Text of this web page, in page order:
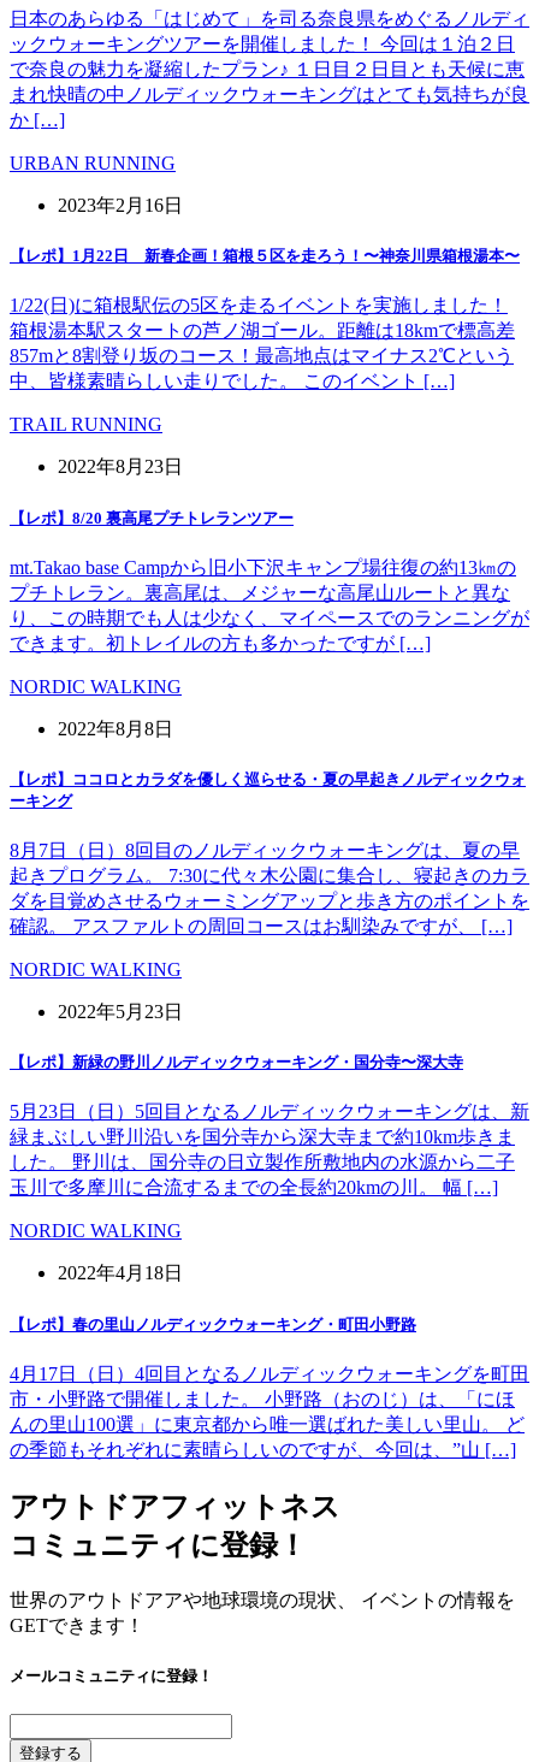
日本のあらゆる「はじめて」を司る奈良県をめぐるノルディ
ックウォーキングツアーを開催しました！ 今回は１泊２日
で奈良の魅力を凝縮したプラン♪ １日目２日目とも天候に恵
まれ快晴の中ノルディックウォーキングはとても気持ちが良
か […]
URBAN RUNNING
2023年2月16日
【レポ】1月22日 新春企画！箱根５区を走ろう！〜神奈川県箱根湯本〜
1/22(日)に箱根駅伝の5区を走るイベントを実施しました！
箱根湯本駅スタートの芦ノ湖ゴール。距離は18kmで標高差
857mと8割登り坂のコース！最高地点はマイナス2℃という
中、皆様素晴らしい走りでした。 このイベント […]
TRAIL RUNNING
2022年8月23日
【レポ】8/20 裏高尾プチトレランツアー
mt.Takao base Campから旧小下沢キャンプ場往復の約13㎞の
プチトレラン。裏高尾は、メジャーな高尾山ルートと異な
り、この時期でも人は少なく、マイペースでのランニングが
できます。初トレイルの方も多かったですが […]
NORDIC WALKING
2022年8月8日
【レポ】ココロとカラダを優しく巡らせる・夏の早起きノルディックウォ
ーキング
8月7日（日）8回目のノルディックウォーキングは、夏の早
起きプログラム。 7:30に代々木公園に集合し、寝起きのカラ
ダを目覚めさせるウォーミングアップと歩き方のポイントを
確認。 アスファルトの周回コースはお馴染みですが、 […]
NORDIC WALKING
2022年5月23日
【レポ】新緑の野川ノルディックウォーキング・国分寺〜深大寺
5月23日（日）5回目となるノルディックウォーキングは、新
緑まぶしい野川沿いを国分寺から深大寺まで約10km歩きま
した。 野川は、国分寺の日立製作所敷地内の水源から二子
玉川で多摩川に合流するまでの全長約20kmの川。 幅 […]
NORDIC WALKING
2022年4月18日
【レポ】春の里山ノルディックウォーキング・町田小野路
4月17日（日）4回目となるノルディックウォーキングを町田
市・小野路で開催しました。 小野路（おのじ）は、「にほ
んの里山100選」に東京都から唯一選ばれた美しい里山。 ど
の季節もそれぞれに素晴らしいのですが、今回は、”山 […]
アウトドアフィットネス
コミュニティに登録！
世界のアウトドアアや地球環境の現状、 イベントの情報を
GETできます！
メールコミュニティに登録！